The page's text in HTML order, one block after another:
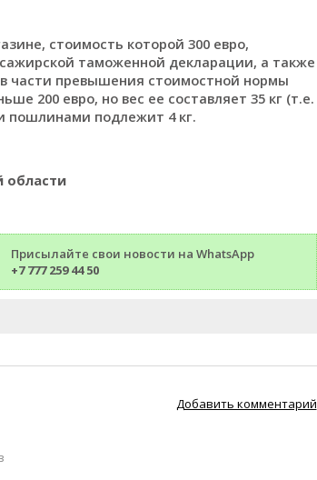
стоимость которой 300 евро,
таможенной декларации, а также
части превышения стоимостной нормы
200 евро, но вес ее составляет 35 кг (т.е.
пошлинами подлежит 4 кг.
области
Присылайте свои новости на WhatsApp
+7 777 259 44 50
Добавить комментарий